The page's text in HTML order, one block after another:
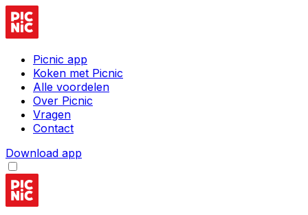
Picnic app
Koken met Picnic
Alle voordelen
Over Picnic
Vragen
Contact
Download app